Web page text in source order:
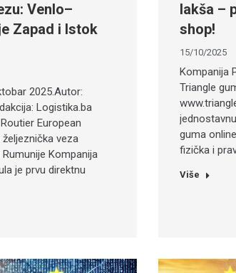
Venlo–
Zapad i Istok
2025.Autor:
Logistika.ba
European
željeznička veza
Kompanija
je prvu direktnu
lakša –
shop!
15/10/2025
Kompanija
Triangle
guma
fizička i
Više